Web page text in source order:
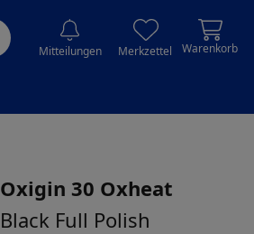
Mitteilungen Merkzettel Warenkorb
Oxigin 30 Oxheat
Black Full Polish